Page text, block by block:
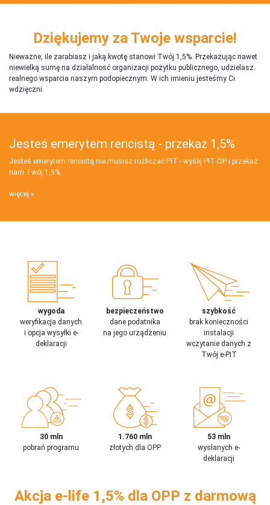
Dziękujemy za Twoje wsparcie!
Nieważne, ile zarabiasz i jaką kwotę stanowi Twój 1,5%. Przekazując nawet
niewielką sumę na działalnosć organizacji pożytku publicznego, udzielasz
realnego wsparcia naszym podopiecznym. W ich imieniu jesteśmy Ci
wdzięczni.
Jesteś emerytem rencistą - przekaż 1,5%
Jesteś emerytem rencistą nie musisz rozliczać PIT - wyślij PIT‑OP i przekaż
nam Twój 1,5%
więcej
wygoda
weryfikacja danych
i opcja wysyłki e-
deklaracji
bezpieczeństwo
dane podatnika
na jego urządzeniu
szybkość
brak konieczności
instalacji
wczytanie danych z
Twój e-PIT
30 mln
pobrań programu
1.760 mln
złotych dla OPP
53 mln
wysłanych e-
deklaracji
Akcja e-life 1,5% dla OPP z darmową